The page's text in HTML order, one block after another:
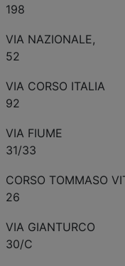
198
VIA NAZIONALE,
52
VIA CORSO ITALIA
92
VIA FIUME
31/33
CORSO TOMMASO
26
VIA GIANTURCO
30/C